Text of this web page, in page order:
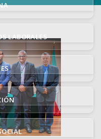
LABORALES